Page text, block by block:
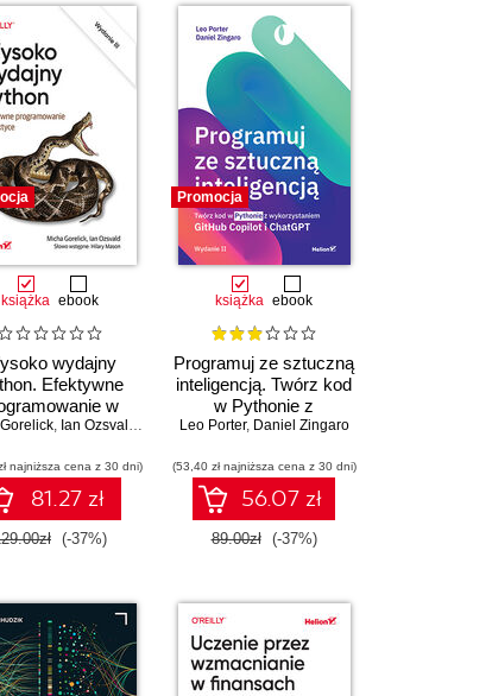
książka ebook
wydajny
Efektywne
w
Wydanie III
, Ian Ozsvald , Hilary Mason
najniższa cena z 30 dni)
81.27 zł
(-37%)
Promocja
książka ebook
Programuj ze sztuczną
inteligencją. Twórz kod
w Pythonie z
wykorzystaniem
ChatGPT. Wydanie II
Leo Porter, Daniel Zingaro
(53,40 zł najniższa cena z 30 dni)
56.07 zł
89.00zł (-37%)